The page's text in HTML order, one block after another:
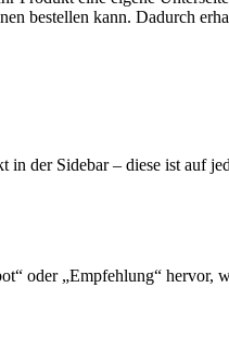
bestellen kann. Dadurch
in der Sidebar – diese ist auf
oder „Empfehlung“ hervor,